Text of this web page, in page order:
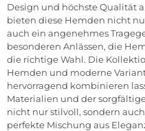
Design und höchste Qualität
bieten diese Hemden nicht
auch ein angenehmes
besonderen Anlässen, die
die richtige Wahl. Die
Hemden und moderne
hervorragend kombinieren
Materialien und der
nicht nur stilvoll, sondern
perfekte Mischung aus